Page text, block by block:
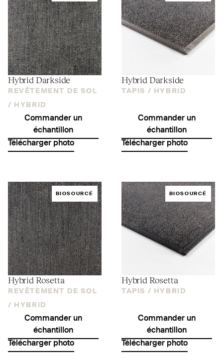
Hybrid Darkside
REVÊTEMENT DE SOL
/
HYBRID
Commander un
échantillon
Télécharger photo
Hybrid Darkside
TAPIS / HYBRID
Commander un
échantillon
Télécharger photo
BIOSOURCÉ
Hybrid Rosetta
REVÊTEMENT DE SOL
/
HYBRID
Commander un
échantillon
Télécharger photo
BIOSOURCÉ
Hybrid Rosetta
TAPIS / HYBRID
Commander un
échantillon
Télécharger photo